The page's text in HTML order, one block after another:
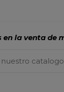
en la venta de